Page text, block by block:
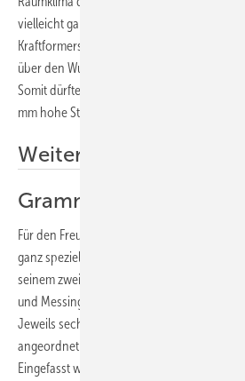
vielleicht gar kein Wasser spenden? Was in
Kraftformers getriebenen Becken auch
über den Wulst hinauslaufen, der
Somit dürfte auch der Standfuß, dessen 18
mm hohe Stehfalze verbunden sind, trocken
Weitere Informationen
Grammophon-Trichter
Für den Freund von Blechmusik hat
ganz spezielles Gerät anzubieten. Leicht
seinem zweifarbigen Grammophon-Trichter
und Messing schmissige Märsche von
Jeweils sechs Elemente pro Material sind
angeordnet und durch Falzen und Löten
Eingefasst wird der Trichter durch längs